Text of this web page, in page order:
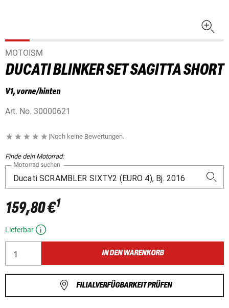
MOTOISM
DUCATI BLINKER SET SAGITTA SHORT
V1, vorne/hinten
Art. No. 30000621
|Noch keine Bewertungen.
Finde dein Motorrad:
Motorrad suchen
159,80 €1
Lieferbar
IN DEN WARENKORB
FILIALVERFÜGBARKEIT PRÜFEN